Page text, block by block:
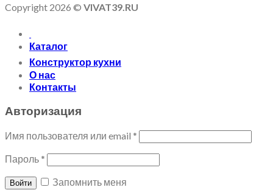
Copyright 2026 © VIVAT39.RU
Каталог
Конструктор кухни
О нас
Контакты
Авторизация
Имя пользователя или email *
Пароль *
Войти Запомнить меня